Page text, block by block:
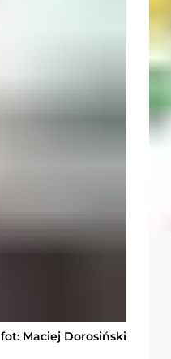
fot: Maciej Dorosiński